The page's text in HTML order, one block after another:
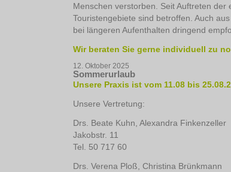
Menschen verstorben. Seit Auftreten
Touristengebiete sind betroffen. Auch
bei längeren Aufenthalten dringend
Wir beraten Sie gerne individuell zu
12. Oktober 2025
Sommerurlaub
Unsere Praxis ist vom 11.08 bis
Unsere Vertretung:
Drs. Beate Kuhn, Alexandra Finkenzeller
Jakobstr. 11
Tel. 50 717 60
Drs. Verena Ploß, Christina Brünkmann